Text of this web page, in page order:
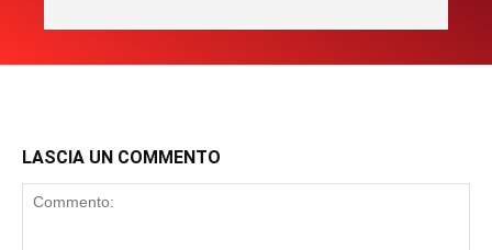
LASCIA UN COMMENTO